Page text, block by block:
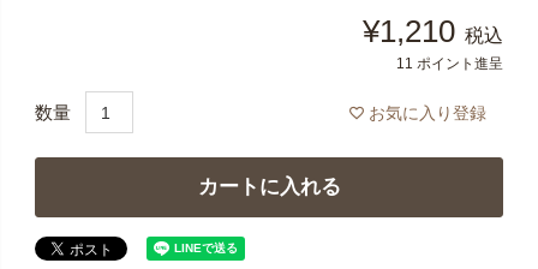
¥1,210 税込
11 ポイント進呈
お気に入り登録
カートに入れる